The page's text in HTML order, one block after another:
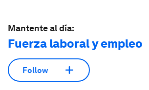
Mantente al día:
Fuerza laboral y empleo
Follow